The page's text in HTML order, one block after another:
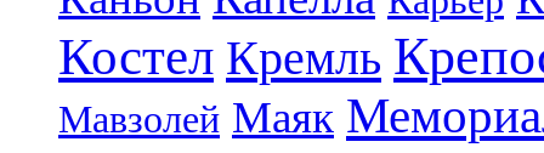
Костел Кремль
Мавзолей Маяк